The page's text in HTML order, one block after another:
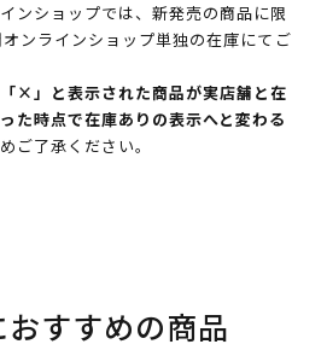
ンショップでは、新発売の商品に限
ンラインショップ単独の在庫にてご
×」と表示された商品が実店舗と在
た時点で在庫ありの表示へと変わる
ご了承ください。
すすめの商品